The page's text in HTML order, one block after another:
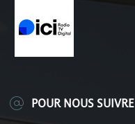
POUR NOUS SUIVRE